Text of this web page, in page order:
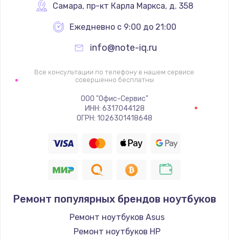
Самара, пр-кт Карла Маркса, д. 358
Ежедневно с 9:00 до 21:00
info@note-iq.ru
Все консультации по телефону в нашем сервисе
совершенно бесплатны
ООО "Офис-Сервис"
ИНН: 6317044128
ОГРН: 1026301418648
Ремонт популярных брендов ноутбуков
Ремонт ноутбуков Asus
Ремонт ноутбуков HP